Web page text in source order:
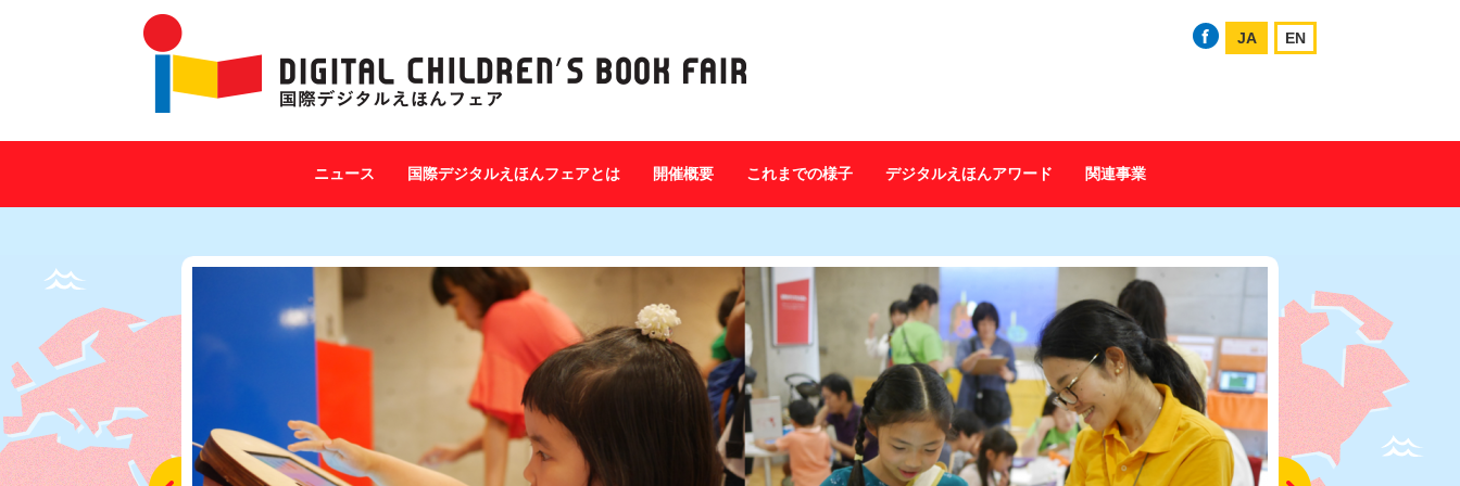
JA EN
ニュース 国際デジタルえほんフェアとは 開催概要 これまでの様子 デジタルえほんアワード 関連事業